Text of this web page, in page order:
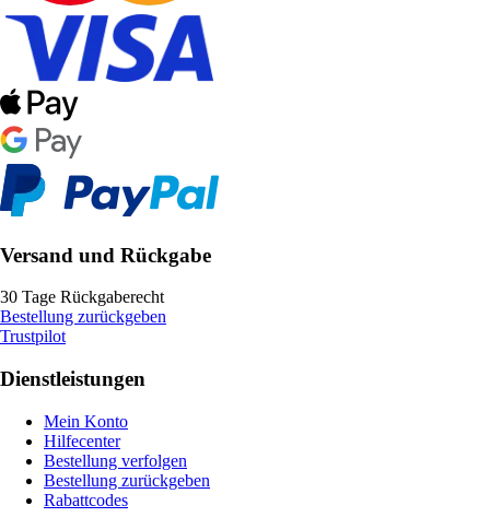
Versand und Rückgabe
30 Tage Rückgaberecht
Bestellung zurückgeben
Trustpilot
Dienstleistungen
Mein Konto
Hilfecenter
Bestellung verfolgen
Bestellung zurückgeben
Rabattcodes